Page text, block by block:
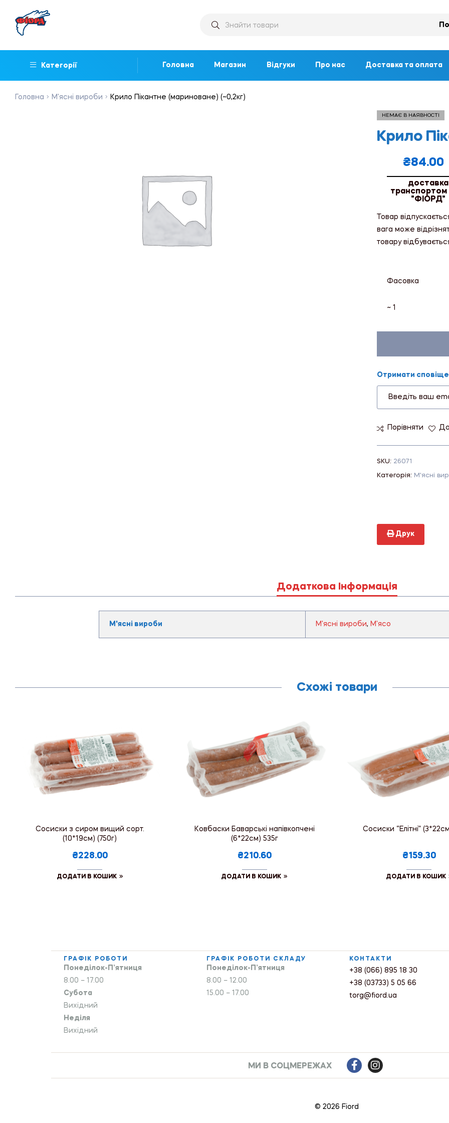
Категорії Головна Магазин Відгуки Про нас Доставка та оплата
Головна М'ясні вироби Крило Пікантне (мариноване) (~0,2кг)
НЕМАЄ В НАЯВНОСТІ
Крило
₴84.00
доставка
"ФІОРД"
Товар
вага може
товару
Фасовка
~ 1
Отримати
Порівняти
SKU: 26071
Категорія: М'ясні
Друк
Додаткова Інформація
М'ясні вироби М'ясні вироби, М'ясо
Схожі товари
Сосиски з сиром вищий сорт.
(10*19см) (750г)
₴228.00
ДОДАТИ В КОШИК
Ковбаски Баварські напівкопчені
(6*22см) 535г
₴210.60
ДОДАТИ В КОШИК
Сосиски “Елітні”
₴159.30
ДОДАТИ В КОШИК
ГРАФІК РОБОТИ
Понеділок-П’ятниця
8.00 – 17.00
Субота
Вихідний
Неділя
Вихідний
ГРАФІК РОБОТИ СКЛАДУ
Понеділок-П’ятниця
8.00 – 12.00
15.00 – 17.00
КОНТАКТИ
+38 (066) 895 18 30
+38 (03733) 5 05 66
torg@fiord.ua
МИ В СОЦМЕРЕЖАХ
© 2026 Fiord